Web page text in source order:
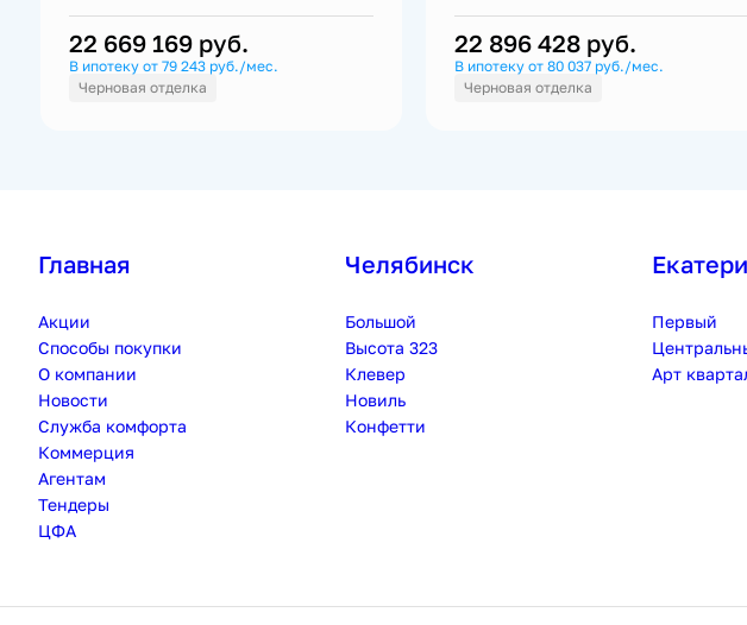
22 669 169 руб.
В ипотеку от 79 243 руб./мес.
Черновая отделка
22 896 428 руб.
В ипотеку от 80 037 руб./мес.
Черновая отделка
Главная
Акции
Способы покупки
О компании
Новости
Служба комфорта
Коммерция
Агентам
Тендеры
ЦФА
Челябинск
Большой
Высота 323
Клевер
Новиль
Конфетти
Первый
Арт